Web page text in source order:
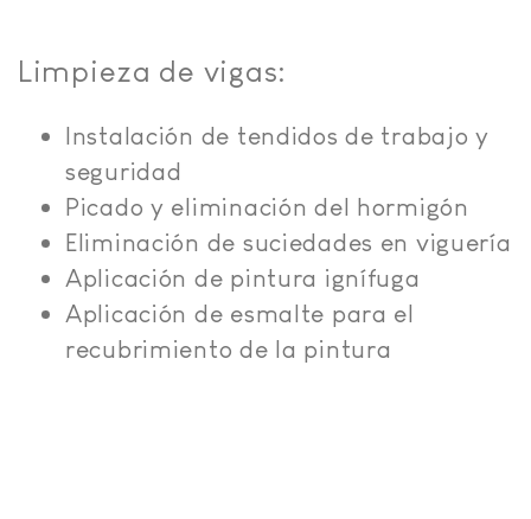
Limpieza de vigas:
Instalación de tendidos de trabajo y
seguridad
Picado y eliminación del hormigón
Eliminación de suciedades en viguería
Aplicación de pintura ignífuga
Aplicación de esmalte para el
recubrimiento de la pintura